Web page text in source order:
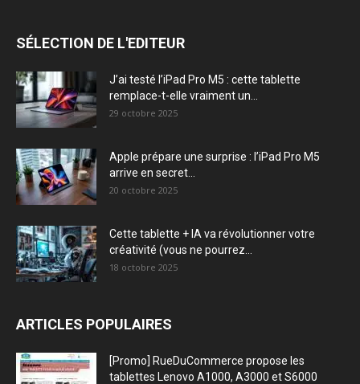
SÉLECTION DE L'EDITEUR
J’ai testé l’iPad Pro M5 : cette tablette
remplace-t-elle vraiment un...
29 octobre 2025
Apple prépare une surprise : l’iPad Pro M5
arrive en secret...
20 octobre 2025
Cette tablette + IA va révolutionner votre
créativité (vous ne pourrez...
18 octobre 2025
ARTICLES POPULAIRES
[Promo] RueDuCommerce propose les
tablettes Lenovo A1000, A3000 et S6000